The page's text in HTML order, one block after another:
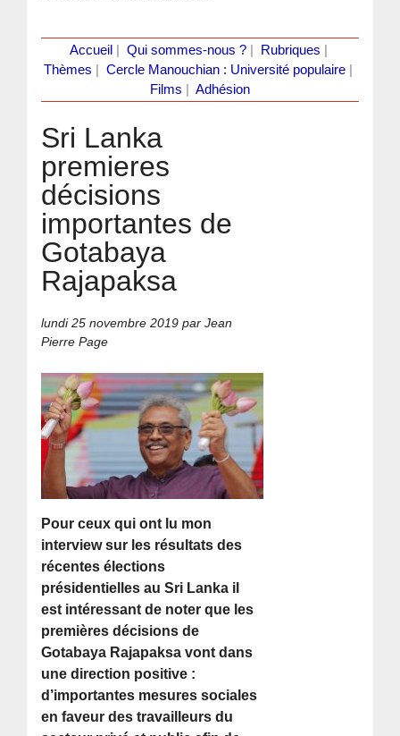
Accueil Qui sommes-nous ?| Rubriques
Thèmes
Cercle Manouchian : Université populaire
Films
Adhésion
Sri Lanka
premieres
décisions
importantes de
Gotabaya
Rajapaksa
lundi 25 novembre 2019 par Jean
Pierre Page
Pour ceux qui ont lu mon
interview sur les résultats des
récentes élections
présidentielles au Sri Lanka il
est intéressant de noter que les
premières décisions de
Gotabaya Rajapaksa vont dans
une direction positive :
d’importantes mesures sociales
en faveur des travailleurs du